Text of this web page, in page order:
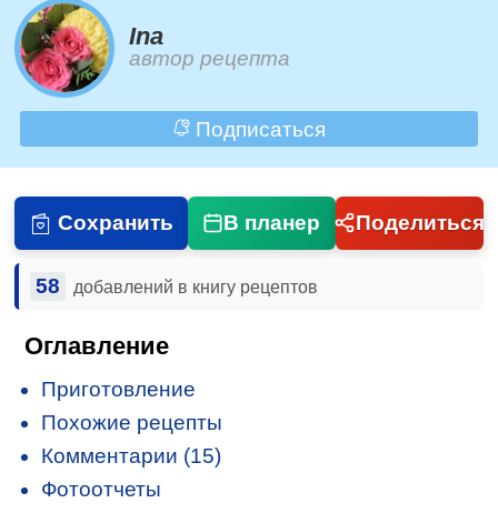
Ina
автор рецепта
Подписаться
Сохранить В планер Поделиться
58 добавлений в книгу рецептов
Оглавление
Приготовление
Похожие рецепты
Комментарии (15)
Фотоотчеты